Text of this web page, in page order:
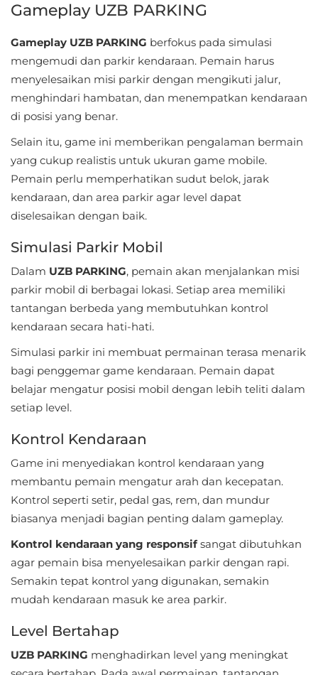
Word
Apps
Art
&
Design
Auto
Vehicles
&
Buku
&
Referensi
Business
Comics
Communication
Dating
Education
Emulator
Entertainment
Events
Finance
Gameplay UZB PARKING
Gameplay UZB PARKING berfokus pada simulasi
mengemudi dan parkir kendaraan. Pemain harus
menyelesaikan misi parkir dengan mengikuti jalur,
menghindari hambatan, dan menempatkan kendaraan
di posisi yang benar.
Selain itu, game ini memberikan pengalaman bermain
yang cukup realistis untuk ukuran game mobile.
Pemain perlu memperhatikan sudut belok, jarak
kendaraan, dan area parkir agar level dapat
diselesaikan dengan baik.
Simulasi Parkir Mobil
Dalam UZB PARKING, pemain akan menjalankan misi
parkir mobil di berbagai lokasi. Setiap area memiliki
tantangan berbeda yang membutuhkan kontrol
kendaraan secara hati-hati.
Simulasi parkir ini membuat permainan terasa menarik
bagi penggemar game kendaraan. Pemain dapat
belajar mengatur posisi mobil dengan lebih teliti dalam
setiap level.
Kontrol Kendaraan
Game ini menyediakan kontrol kendaraan yang
membantu pemain mengatur arah dan kecepatan.
Kontrol seperti setir, pedal gas, rem, dan mundur
biasanya menjadi bagian penting dalam gameplay.
Kontrol kendaraan yang responsif sangat dibutuhkan
agar pemain bisa menyelesaikan parkir dengan rapi.
Semakin tepat kontrol yang digunakan, semakin
mudah kendaraan masuk ke area parkir.
Level Bertahap
UZB PARKING menghadirkan level yang meningkat